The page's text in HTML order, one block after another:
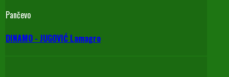
Pančevo
DINAMO - JUGOVIĆ Lamagro